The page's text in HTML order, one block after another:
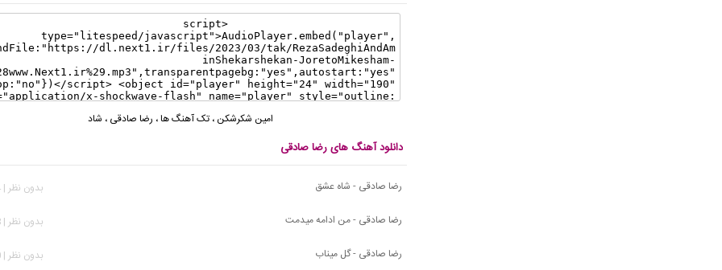
امین شکرشکن ، تک آهنگ ها، رضا صادقی ، شاد
دانلود آهنگ های رضا صادقی
رضا صادقی - شاه عشق
بدون نظر | 534 بازدید
رضا صادقی - من ادامه میدمت
بدون نظر | 368 بازدید
رضا صادقی - گل میناب
بدون نظر | 400 بازدید